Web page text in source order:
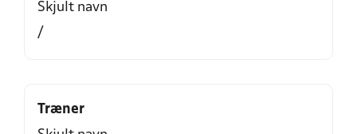
Skjult navn
/
Træner